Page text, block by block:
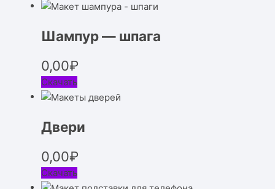
Шампур — шпага
0,00₽
Скачать
Двери
0,00₽
Скачать